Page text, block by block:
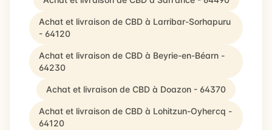
Achat et livraison de CBD à Larribar-Sorhapuru
- 64120
Achat et livraison de CBD à Beyrie-en-Béarn -
64230
Achat et livraison de CBD à Doazon - 64370
Achat et livraison de CBD à Lohitzun-Oyhercq -
64120